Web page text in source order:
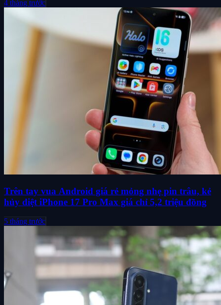
4 tháng trước
Trên tay vua Android giá rẻ mỏng nhẹ pin trâu, kẻ
hủy diệt iPhone 17 Pro Max giá chỉ 5,2 triệu đồng
5 tháng trước